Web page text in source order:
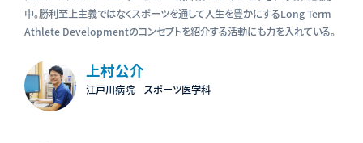
中。勝利至上主義ではなくスポーツを通して人生を豊かにするLong Term
Athlete Developmentのコンセプトを紹介する活動にも力を入れている。
上村公介
江戸川病院 スポーツ医学科